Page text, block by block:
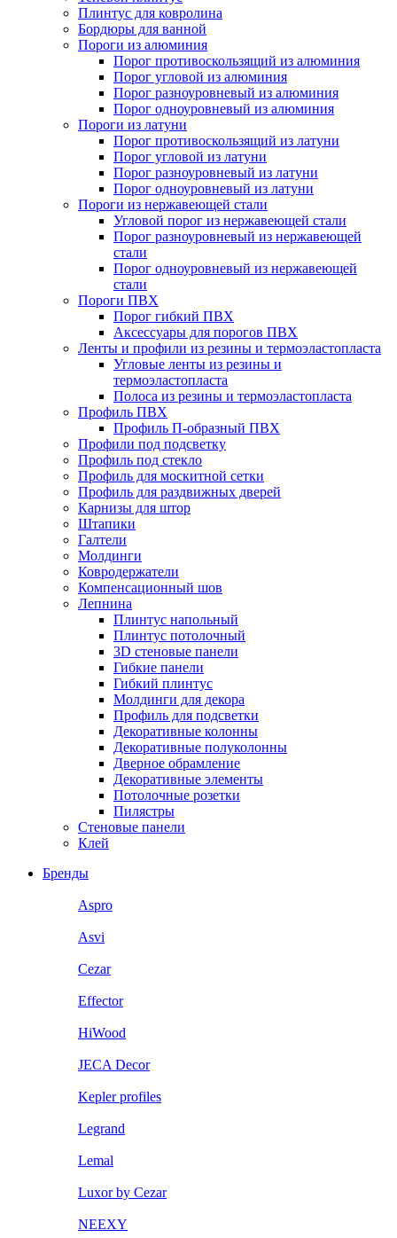
Плинтус для ковролина
Бордюры для ванной
Пороги из алюминия
Порог противоскользящий из алюминия
Порог угловой из алюминия
Порог разноуровневый из алюминия
Порог одноуровневый из алюминия
Пороги из латуни
Порог противоскользящий из латуни
Порог угловой из латуни
Порог разноуровневый из латуни
Порог одноуровневый из латуни
Пороги из нержавеющей стали
Угловой порог из нержавеющей стали
Порог разноуровневый из нержавеющей
стали
Порог одноуровневый из нержавеющей
стали
Пороги ПВХ
Порог гибкий ПВХ
Аксессуары для порогов ПВХ
Ленты и профили из резины и термоэластопласта
Угловые ленты из резины и
термоэластопласта
Полоса из резины и термоэластопласта
Профиль ПВХ
Профиль П-образный ПВХ
Профили под подсветку
Профиль под стекло
Профиль для москитной сетки
Профиль для раздвижных дверей
Карнизы для штор
Штапики
Галтели
Молдинги
Ковродержатели
Компенсационный шов
Лепнина
Плинтус напольный
Плинтус потолочный
3D стеновые панели
Гибкие панели
Гибкий плинтус
Молдинги для декора
Профиль для подсветки
Декоративные колонны
Декоративные полуколонны
Дверное обрамление
Декоративные элементы
Потолочные розетки
Пилястры
Стеновые панели
Клей
Бренды
Aspro
Asvi
Cezar
Effector
HiWood
JECA Decor
Kepler profiles
Legrand
Lemal
Luxor by Cezar
NEEXY